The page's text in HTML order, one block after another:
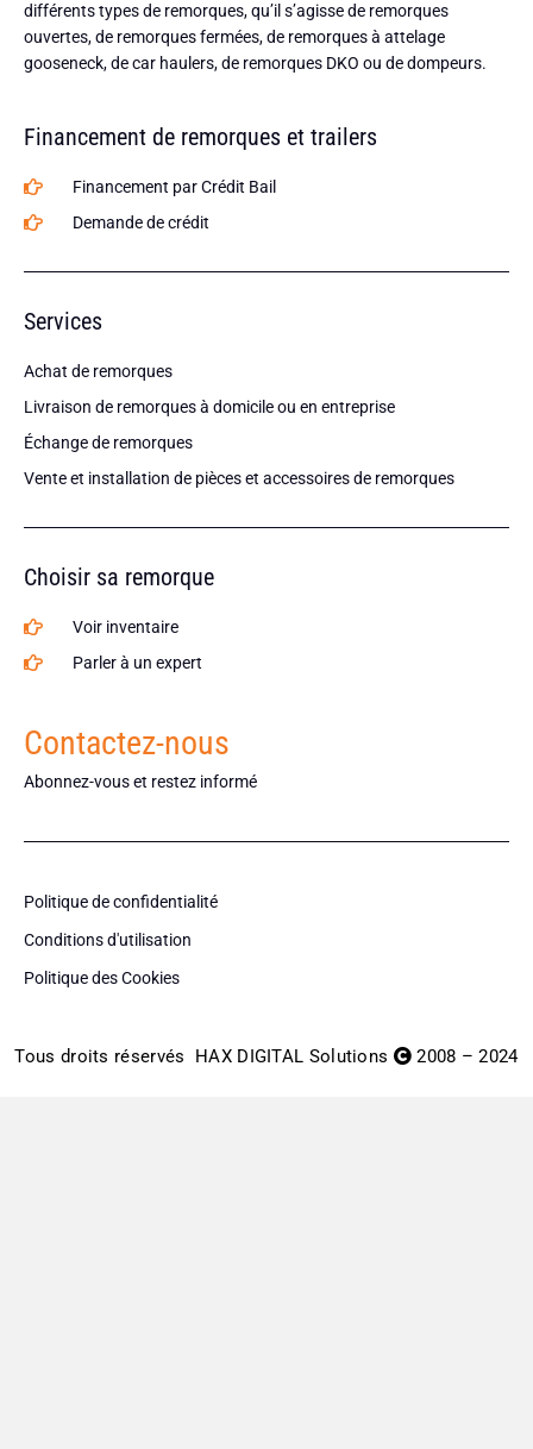
différents types de remorques, qu’il s’agisse de remorques
ouvertes, de remorques fermées, de remorques à attelage
gooseneck, de car haulers, de remorques DKO ou de dompeurs.
Financement de remorques et trailers
Financement par Crédit Bail
Demande de crédit
Services
Achat de remorques
Livraison de remorques à domicile ou en entreprise
Échange de remorques
Vente et installation de pièces et accessoires de remorques
Choisir sa remorque
Voir inventaire
Parler à un expert
Contactez-nous
Abonnez-vous et restez informé
Politique de confidentialité
Conditions d'utilisation
Politique des Cookies
Tous droits réservés HAX DIGITAL Solutions 2008 – 2024